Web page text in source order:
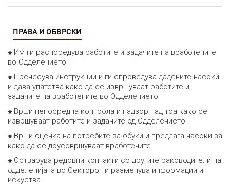
ПРАВА И ОБВРСКИ
Им ги распоредува работите и задачите на вработените
во Одделението
Пренесува инструкции и ги спроведува дадените насоки
и дава упатства како да се извршуваат работите и
задачите на вработените во Одделението
Врши непосредна контрола и надзор над тоа како се
извршуваат работите и задачите од Одделението
Врши оценка на потребите за обуки и предлага насоки за
како да се доусовршуваат вработените
Остварува редовни контакти со другите раководители на
одделенијата во Секторот и разменува информации и
искуства.